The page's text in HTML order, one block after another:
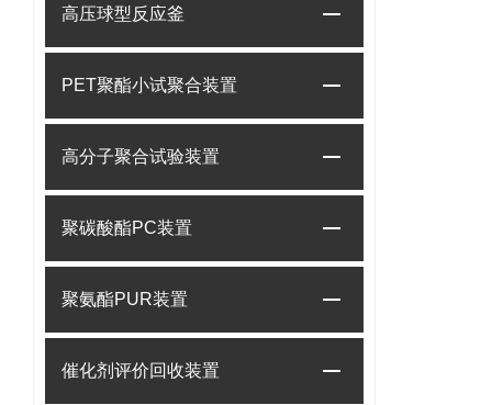
高压球型反应釜
PET聚酯小试聚合装置
高分子聚合试验装置
聚碳酸酯PC装置
聚氨酯PUR装置
催化剂评价回收装置